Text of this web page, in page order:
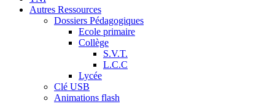
Autres Ressources
Dossiers Pédagogiques
Ecole primaire
Collège
S.V.T.
L.C.C
Lycée
Clé USB
Animations flash